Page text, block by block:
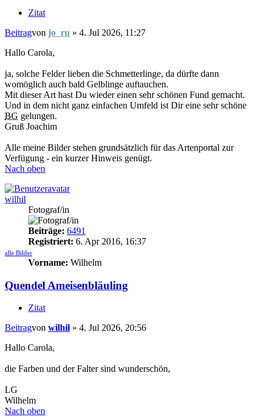
Zitat
Beitragvon jo_ru » 4. Jul 2026, 11:27
Hallo Carola,
ja, solche Felder lieben die Schmetterlinge, da dürfte dann
womöglich auch bald Gelblinge auftauchen.
Mit dieser Art hast Du wieder einen sehr schönen Fund gemacht.
Und in dem nicht ganz einfachen Umfeld ist Dir eine sehr schöne
BG gelungen.
Gruß Joachim
Alle meine Bilder stehen grundsätzlich für das Artenportal zur
Verfügung - ein kurzer Hinweis genügt.
Nach oben
wilhil
Fotograf/in
Beiträge: 6491
Registriert: 6. Apr 2016, 16:37
alle Bilder
Vorname: Wilhelm
Quendel Ameisenbläuling
Zitat
Beitragvon wilhil » 4. Jul 2026, 20:56
Hallo Carola,
die Farben und der Falter sind wunderschön,
LG
Wilhelm
Nach oben